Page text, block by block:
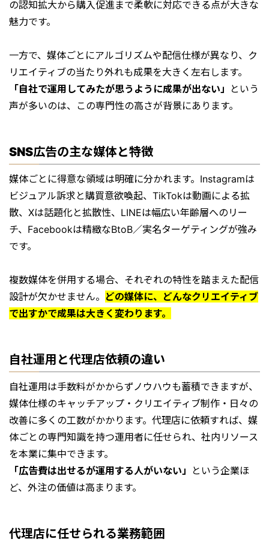
の認知拡大から購入促進まで柔軟に対応できる点が大きな
魅力です。
一方で、媒体ごとにアルゴリズムや配信仕様が異なり、ク
リエイティブの当たり外れも成果を大きく左右します。
「自社で運用してみたが思うように成果が出ない」
という
声が多いのは、この専門性の高さが背景にあります。
SNS広告の主な媒体と特徴
媒体ごとに得意な領域は明確に分かれます。Instagramは
ビジュアル訴求と購買意欲喚起、TikTokは動画による拡
散、Xは話題化と拡散性、LINEは幅広い年齢層へのリー
チ、Facebookは精緻なBtoB／実名ターゲティングが強み
です。
複数媒体を併用する場合、それぞれの特性を踏まえた配信
設計が欠かせません。 どの媒体に、どんなクリエイティブ
で出すかで成果は大きく変わります。
自社運用と代理店依頼の違い
自社運用は手数料がかからずノウハウも蓄積できますが、
媒体仕様のキャッチアップ・クリエイティブ制作・日々の
改善に多くの工数がかかります。代理店に依頼すれば、媒
体ごとの専門知識を持つ運用者に任せられ、社内リソース
を本業に集中できます。
「広告費は出せるが運用する人がいない」
という企業ほ
ど、外注の価値は高まります。
代理店に任せられる業務範囲